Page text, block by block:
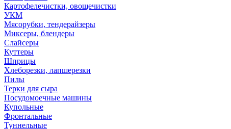
Картофелечистки, овощечистки
УКМ
Мясорубки, тендерайзеры
Миксеры, блендеры
Слайсеры
Куттеры
Шприцы
Хлеборезки, лапшерезки
Пилы
Терки для сыра
Посудомоечные машины
Купольные
Фронтальные
Туннельные